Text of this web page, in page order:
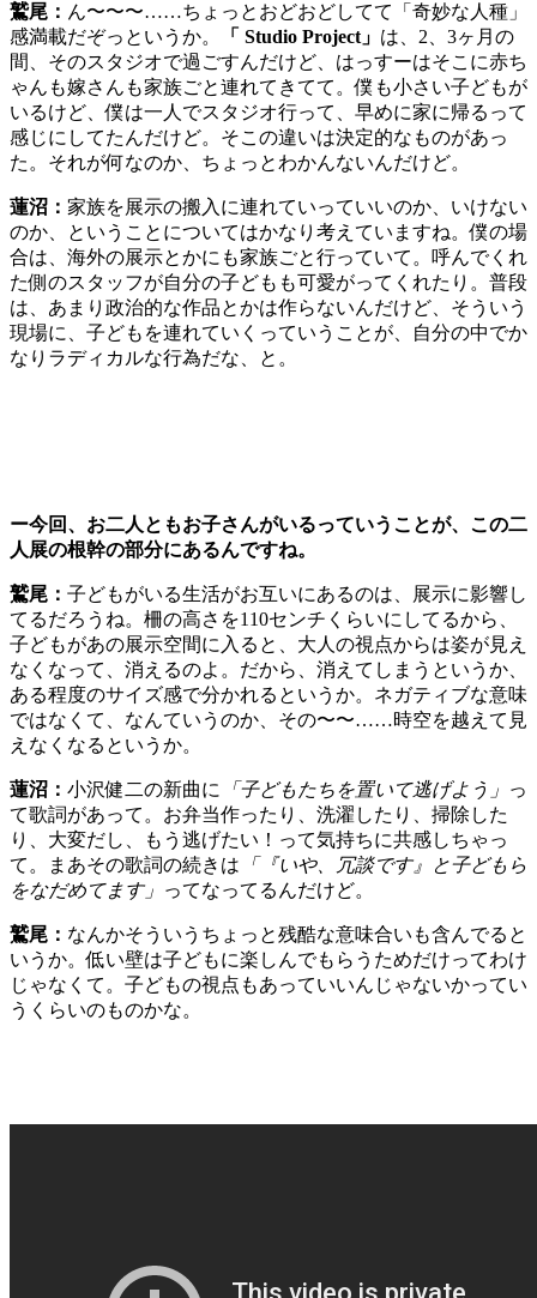
鷲尾： ん〜〜〜……ちょっとおどおどしてて「奇妙な人種」
感満載だぞっというか。
「 Studio Project」 は、2、3ヶ月の
間、そのスタジオで過ごすんだけど、はっすーはそこに赤ち
ゃんも嫁さんも家族ごと連れてきてて。僕も小さい子どもが
いるけど、僕は一人でスタジオ行って、早めに家に帰るって
感じにしてたんだけど。そこの違いは決定的なものがあっ
た。それが何なのか、ちょっとわかんないんだけど。
蓮沼： 家族を展示の搬入に連れていっていいのか、いけない
のか、ということについてはかなり考えていますね。僕の場
合は、海外の展示とかにも家族ごと行っていて。呼んでくれ
た側のスタッフが自分の子どもも可愛がってくれたり。普段
は、あまり政治的な作品とかは作らないんだけど、そういう
現場に、子どもを連れていくっていうことが、自分の中でか
なりラディカルな行為だな、と。
ー今回、お二人ともお子さんがいるっていうことが、この二
人展の根幹の部分にあるんですね。
鷲尾： 子どもがいる生活がお互いにあるのは、展示に影響し
てるだろうね。柵の高さを110センチくらいにしてるから、
子どもがあの展示空間に入ると、大人の視点からは姿が見え
なくなって、消えるのよ。だから、消えてしまうというか、
ある程度のサイズ感で分かれるというか。ネガティブな意味
ではなくて、なんていうのか、その〜〜……時空を越えて見
えなくなるというか。
蓮沼： 小沢健二の新曲に 「子どもたちを置いて逃げよう」 っ
て歌詞があって。お弁当作ったり、洗濯したり、掃除した
り、大変だし、もう逃げたい！って気持ちに共感しちゃっ
て。まあその歌詞の続きは 「『いや、冗談です』と子どもら
をなだめてます」 ってなってるんだけど。
鷲尾： なんかそういうちょっと残酷な意味合いも含んでると
いうか。低い壁は子どもに楽しんでもらうためだけってわけ
じゃなくて。子どもの視点もあっていいんじゃないかってい
うくらいのものかな。